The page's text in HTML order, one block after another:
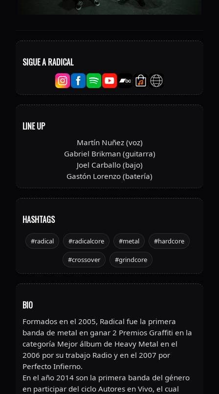
SIGUE A RADICAL
LINE UP
Martín Nuñez (voz)
Gabriel Brikman (guitarra)
Joel Carballo (bajo)
Gastón Lorenzo (batería)
HASHTAGS
#radical #radicalcore #metal #hardcore
#crossover #grindcore
BIO
Formados en el 2005, Radical fue la primera
banda de metal en ganar 2 Premios Graffiti en la
categoría Mejor álbum de Heavy Metal en el
2006 por su trabajo Radio y en el 2007 por
Perfecto Infierno.
En el año 2014 son la primera banda del género
en participar del ciclo Autores en Vivo, el cual